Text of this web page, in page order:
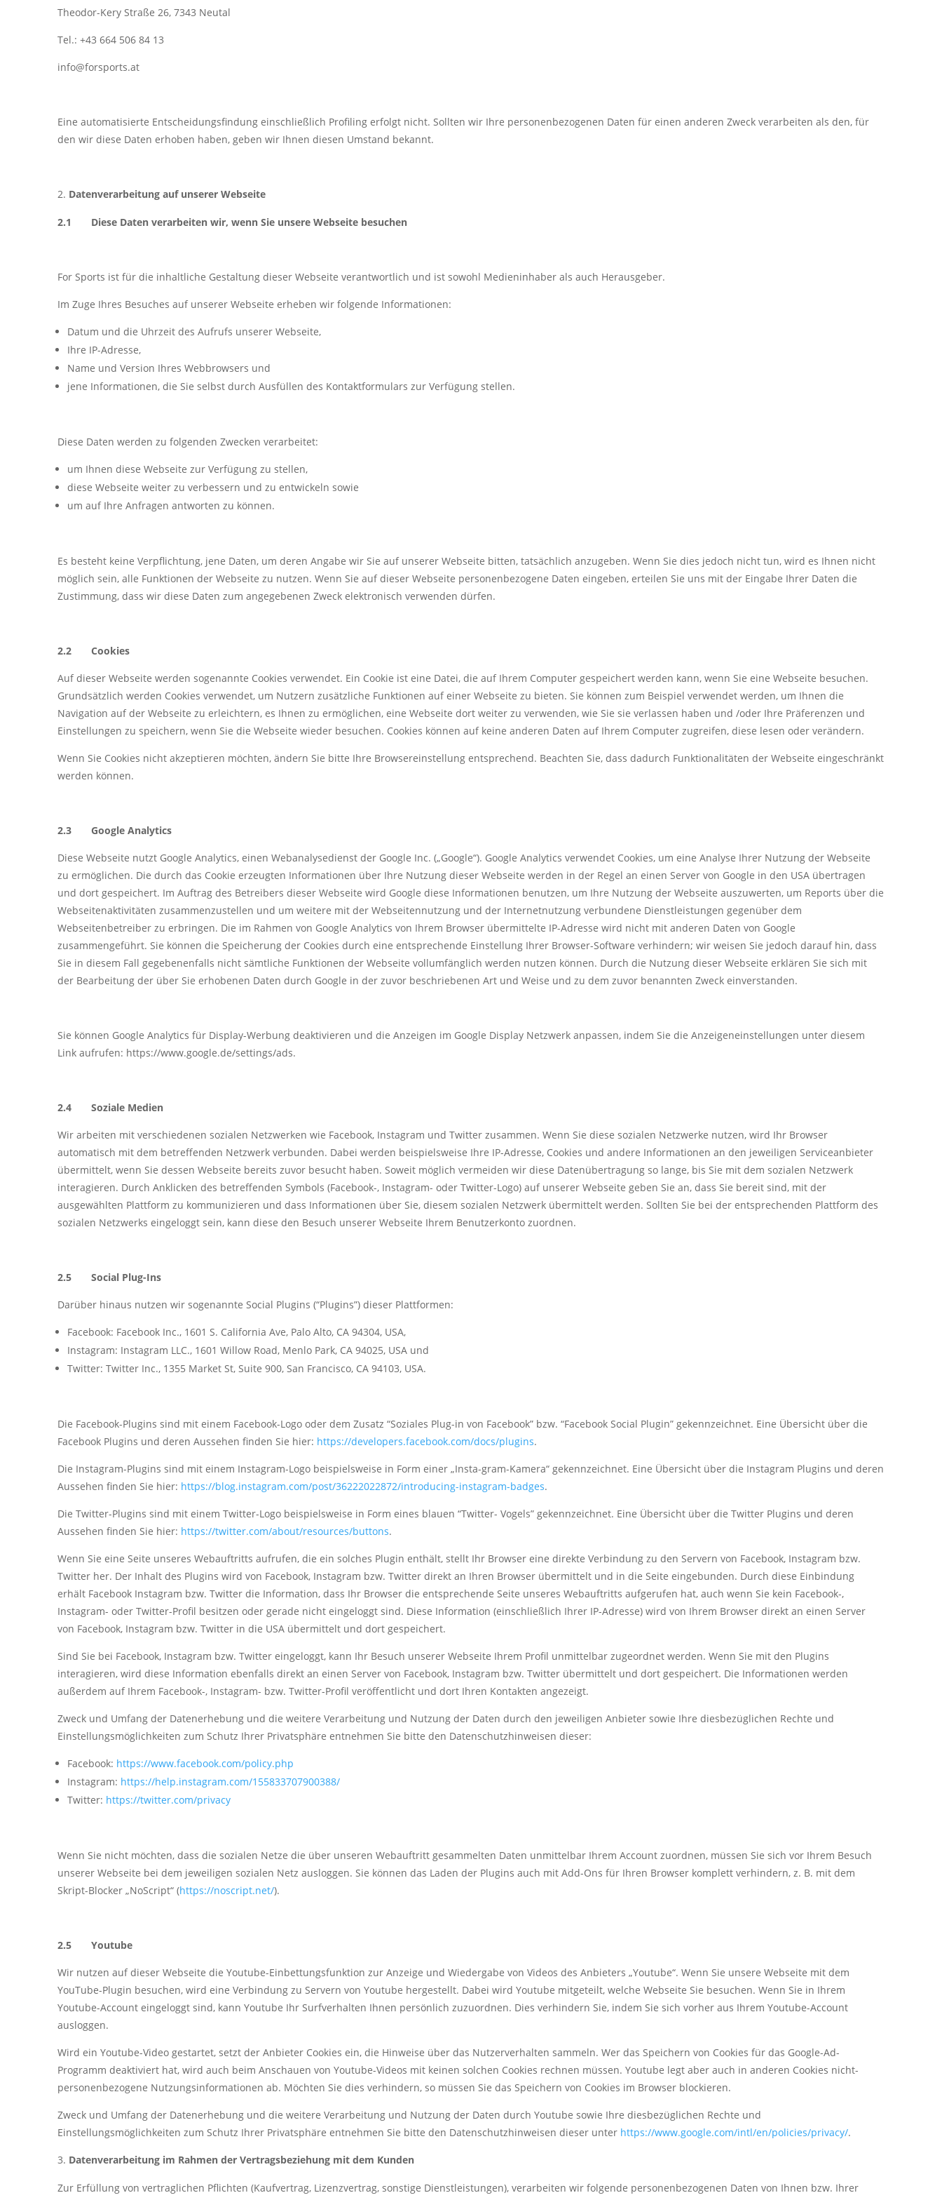
Theodor-Kery Straße 26, 7343 Neutal
Tel.: +43 664 506 84 13
info@forsports.at
Eine automatisierte Entscheidungsfindung einschließlich Profiling erfolgt nicht. Sollten wir Ihre personenbezogenen Daten für einen anderen Zweck verarbeiten als den, für
den wir diese Daten erhoben haben, geben wir Ihnen diesen Umstand bekannt.
Datenverarbeitung auf unserer Webseite
2.1 Diese Daten verarbeiten wir, wenn Sie unsere Webseite besuchen
For Sports ist für die inhaltliche Gestaltung dieser Webseite verantwortlich und ist sowohl Medieninhaber als auch Herausgeber.
Im Zuge Ihres Besuches auf unserer Webseite erheben wir folgende Informationen:
Datum und die Uhrzeit des Aufrufs unserer Webseite,
Ihre IP-Adresse,
Name und Version Ihres Webbrowsers und
jene Informationen, die Sie selbst durch Ausfüllen des Kontaktformulars zur Verfügung stellen.
Diese Daten werden zu folgenden Zwecken verarbeitet:
um Ihnen diese Webseite zur Verfügung zu stellen,
diese Webseite weiter zu verbessern und zu entwickeln sowie
um auf Ihre Anfragen antworten zu können.
Es besteht keine Verpflichtung, jene Daten, um deren Angabe wir Sie auf unserer Webseite bitten, tatsächlich anzugeben. Wenn Sie dies jedoch nicht tun, wird es Ihnen nicht
möglich sein, alle Funktionen der Webseite zu nutzen. Wenn Sie auf dieser Webseite personenbezogene Daten eingeben, erteilen Sie uns mit der Eingabe Ihrer Daten die
Zustimmung, dass wir diese Daten zum angegebenen Zweck elektronisch verwenden dürfen.
2.2 Cookies
Auf dieser Webseite werden sogenannte Cookies verwendet. Ein Cookie ist eine Datei, die auf Ihrem Computer gespeichert werden kann, wenn Sie eine Webseite besuchen.
Grundsätzlich werden Cookies verwendet, um Nutzern zusätzliche Funktionen auf einer Webseite zu bieten. Sie können zum Beispiel verwendet werden, um Ihnen die
Navigation auf der Webseite zu erleichtern, es Ihnen zu ermöglichen, eine Webseite dort weiter zu verwenden, wie Sie sie verlassen haben und /oder Ihre Präferenzen und
Einstellungen zu speichern, wenn Sie die Webseite wieder besuchen. Cookies können auf keine anderen Daten auf Ihrem Computer zugreifen, diese lesen oder verändern.
Wenn Sie Cookies nicht akzeptieren möchten, ändern Sie bitte Ihre Browsereinstellung entsprechend. Beachten Sie, dass dadurch Funktionalitäten der Webseite eingeschränkt
werden können.
2.3 Google Analytics
Diese Webseite nutzt Google Analytics, einen Webanalysedienst der Google Inc. („Google“). Google Analytics verwendet Cookies, um eine Analyse Ihrer Nutzung der Webseite
zu ermöglichen. Die durch das Cookie erzeugten Informationen über Ihre Nutzung dieser Webseite werden in der Regel an einen Server von Google in den USA übertragen
und dort gespeichert. Im Auftrag des Betreibers dieser Webseite wird Google diese Informationen benutzen, um Ihre Nutzung der Webseite auszuwerten, um Reports über die
Webseitenaktivitäten zusammenzustellen und um weitere mit der Webseitennutzung und der Internetnutzung verbundene Dienstleistungen gegenüber dem
Webseitenbetreiber zu erbringen. Die im Rahmen von Google Analytics von Ihrem Browser übermittelte IP-Adresse wird nicht mit anderen Daten von Google
zusammengeführt. Sie können die Speicherung der Cookies durch eine entsprechende Einstellung Ihrer Browser-Software verhindern; wir weisen Sie jedoch darauf hin, dass
Sie in diesem Fall gegebenenfalls nicht sämtliche Funktionen der Webseite vollumfänglich werden nutzen können. Durch die Nutzung dieser Webseite erklären Sie sich mit
der Bearbeitung der über Sie erhobenen Daten durch Google in der zuvor beschriebenen Art und Weise und zu dem zuvor benannten Zweck einverstanden.
Sie können Google Analytics für Display-Werbung deaktivieren und die Anzeigen im Google Display Netzwerk anpassen, indem Sie die Anzeigeneinstellungen unter diesem
Link aufrufen: https://www.google.de/settings/ads.
2.4 Soziale Medien
Wir arbeiten mit verschiedenen sozialen Netzwerken wie Facebook, Instagram und Twitter zusammen. Wenn Sie diese sozialen Netzwerke nutzen, wird Ihr Browser
automatisch mit dem betreffenden Netzwerk verbunden. Dabei werden beispielsweise Ihre IP-Adresse, Cookies und andere Informationen an den jeweiligen Serviceanbieter
übermittelt, wenn Sie dessen Webseite bereits zuvor besucht haben. Soweit möglich vermeiden wir diese Datenübertragung so lange, bis Sie mit dem sozialen Netzwerk
interagieren. Durch Anklicken des betreffenden Symbols (Facebook-, Instagram- oder Twitter-Logo) auf unserer Webseite geben Sie an, dass Sie bereit sind, mit der
ausgewählten Plattform zu kommunizieren und dass Informationen über Sie, diesem sozialen Netzwerk übermittelt werden. Sollten Sie bei der entsprechenden Plattform des
sozialen Netzwerks eingeloggt sein, kann diese den Besuch unserer Webseite Ihrem Benutzerkonto zuordnen.
2.5 Social Plug-Ins
Darüber hinaus nutzen wir sogenannte Social Plugins (“Plugins”) dieser Plattformen:
Facebook: Facebook Inc., 1601 S. California Ave, Palo Alto, CA 94304, USA,
Instagram: Instagram LLC., 1601 Willow Road, Menlo Park, CA 94025, USA und
Twitter: Twitter Inc., 1355 Market St, Suite 900, San Francisco, CA 94103, USA.
Die Facebook-Plugins sind mit einem Facebook-Logo oder dem Zusatz “Soziales Plug-in von Facebook” bzw. “Facebook Social Plugin” gekennzeichnet. Eine Übersicht über die
Facebook Plugins und deren Aussehen finden Sie hier: https://developers.facebook.com/docs/plugins.
Die Instagram-Plugins sind mit einem Instagram-Logo beispielsweise in Form einer „Insta-gram-Kamera“ gekennzeichnet. Eine Übersicht über die Instagram Plugins und deren
Aussehen finden Sie hier: https://blog.instagram.com/post/36222022872/introducing-instagram-badges.
Die Twitter-Plugins sind mit einem Twitter-Logo beispielsweise in Form eines blauen “Twitter- Vogels” gekennzeichnet. Eine Übersicht über die Twitter Plugins und deren
Aussehen finden Sie hier: https://twitter.com/about/resources/buttons.
Wenn Sie eine Seite unseres Webauftritts aufrufen, die ein solches Plugin enthält, stellt Ihr Browser eine direkte Verbindung zu den Servern von Facebook, Instagram bzw.
Twitter her. Der Inhalt des Plugins wird von Facebook, Instagram bzw. Twitter direkt an Ihren Browser übermittelt und in die Seite eingebunden. Durch diese Einbindung
erhält Facebook Instagram bzw. Twitter die Information, dass Ihr Browser die entsprechende Seite unseres Webauftritts aufgerufen hat, auch wenn Sie kein Facebook-,
Instagram- oder Twitter-Profil besitzen oder gerade nicht eingeloggt sind. Diese Information (einschließlich Ihrer IP-Adresse) wird von Ihrem Browser direkt an einen Server
von Facebook, Instagram bzw. Twitter in die USA übermittelt und dort gespeichert.
Sind Sie bei Facebook, Instagram bzw. Twitter eingeloggt, kann Ihr Besuch unserer Webseite Ihrem Profil unmittelbar zugeordnet werden. Wenn Sie mit den Plugins
interagieren, wird diese Information ebenfalls direkt an einen Server von Facebook, Instagram bzw. Twitter übermittelt und dort gespeichert. Die Informationen werden
außerdem auf Ihrem Facebook-, Instagram- bzw. Twitter-Profil veröffentlicht und dort Ihren Kontakten angezeigt.
Zweck und Umfang der Datenerhebung und die weitere Verarbeitung und Nutzung der Daten durch den jeweiligen Anbieter sowie Ihre diesbezüglichen Rechte und
Einstellungsmöglichkeiten zum Schutz Ihrer Privatsphäre entnehmen Sie bitte den Datenschutzhinweisen dieser:
Facebook: https://www.facebook.com/policy.php
Instagram: https://help.instagram.com/155833707900388/
Twitter: https://twitter.com/privacy
Wenn Sie nicht möchten, dass die sozialen Netze die über unseren Webauftritt gesammelten Daten unmittelbar Ihrem Account zuordnen, müssen Sie sich vor Ihrem Besuch
unserer Webseite bei dem jeweiligen sozialen Netz ausloggen. Sie können das Laden der Plugins auch mit Add-Ons für Ihren Browser komplett verhindern, z. B. mit dem
Skript-Blocker „NoScript“ (https://noscript.net/).
2.5 Youtube
Wir nutzen auf dieser Webseite die Youtube-Einbettungsfunktion zur Anzeige und Wiedergabe von Videos des Anbieters „Youtube“. Wenn Sie unsere Webseite mit dem
YouTube-Plugin besuchen, wird eine Verbindung zu Servern von Youtube hergestellt. Dabei wird Youtube mitgeteilt, welche Webseite Sie besuchen. Wenn Sie in Ihrem
Youtube-Account eingeloggt sind, kann Youtube Ihr Surfverhalten Ihnen persönlich zuzuordnen. Dies verhindern Sie, indem Sie sich vorher aus Ihrem Youtube-Account
ausloggen.
Wird ein Youtube-Video gestartet, setzt der Anbieter Cookies ein, die Hinweise über das Nutzerverhalten sammeln. Wer das Speichern von Cookies für das Google-Ad-
Programm deaktiviert hat, wird auch beim Anschauen von Youtube-Videos mit keinen solchen Cookies rechnen müssen. Youtube legt aber auch in anderen Cookies nicht-
personenbezogene Nutzungsinformationen ab. Möchten Sie dies verhindern, so müssen Sie das Speichern von Cookies im Browser blockieren.
Zweck und Umfang der Datenerhebung und die weitere Verarbeitung und Nutzung der Daten durch Youtube sowie Ihre diesbezüglichen Rechte und
Einstellungsmöglichkeiten zum Schutz Ihrer Privatsphäre entnehmen Sie bitte den Datenschutzhinweisen dieser unter https://www.google.com/intl/en/policies/privacy/.
Datenverarbeitung im Rahmen der Vertragsbeziehung mit dem Kunden
Zur Erfüllung von vertraglichen Pflichten (Kaufvertrag, Lizenzvertrag, sonstige Dienstleistungen), verarbeiten wir folgende personenbezogenen Daten von Ihnen bzw. Ihrer